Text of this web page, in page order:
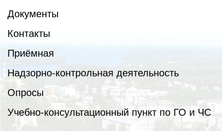
Документы
Контакты
Приёмная
Надзорно-контрольная деятельность
Опросы
Учебно-консультационный пункт по ГО и ЧС